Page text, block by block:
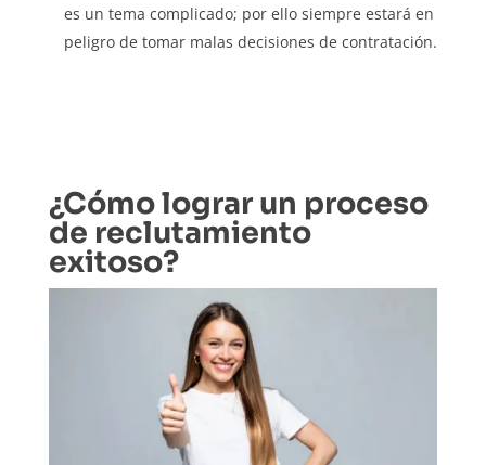
es un tema complicado; por ello siempre estará en
peligro de tomar malas decisiones de contratación.
¿Cómo lograr un proceso
de reclutamiento
exitoso?